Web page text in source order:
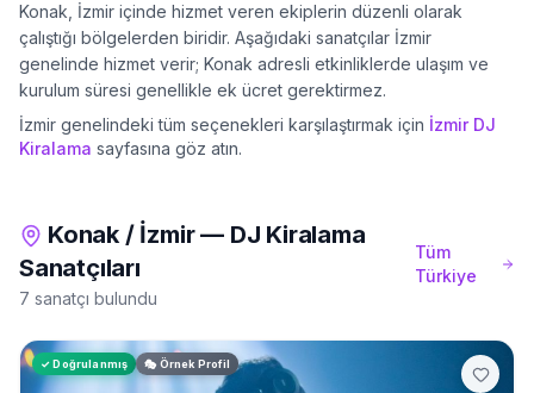
Konak İzmir içinde hizmet veren ekiplerin düzenli olarak
çalıştığı bölgelerden biridir. Aşağıdaki sanatçılar İzmir
genelinde hizmet verir; Konak adresli etkinliklerde ulaşım ve
kurulum süresi genellikle ek ücret gerektirmez.
İzmir genelindeki tüm seçenekleri karşılaştırmak için İzmir DJ
Kiralama sayfasına göz atın.
Konak / İzmir— DJ Kiralama
Sanatçıları
7 sanatçı bulundu
Tüm
Türkiye
✓ Doğrulanmış 🎭 Örnek Profil